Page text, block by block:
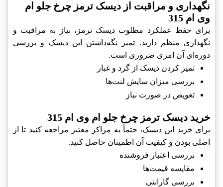
نگهداری و مراقبت از ديسک ترمز چرخ جلو ام
وی ام 315
برای حفظ عملکرد مطلوب ديسک ترمز، نیاز به مراقبت و
نگهداری منظم دارید. تمیز نگه‌داشتن این ديسک و بررسی
دوره‌ای آن امری ضروری است.
تمیز کردن ديسک از گرد و غبار
بررسی میزان سایش لنت‌ها
تعویض در صورت نیاز
خرید ديسک ترمز چرخ جلو ام وی ام 315
برای خرید این ديسک، حتماً به مراکز معتبر مراجعه کنید تا از
اصلی بودن و کیفیت آن اطمینان حاصل کنید.
بررسی اعتبار فروشنده
مقایسه قیمت‌ها
بررسی گارانتی